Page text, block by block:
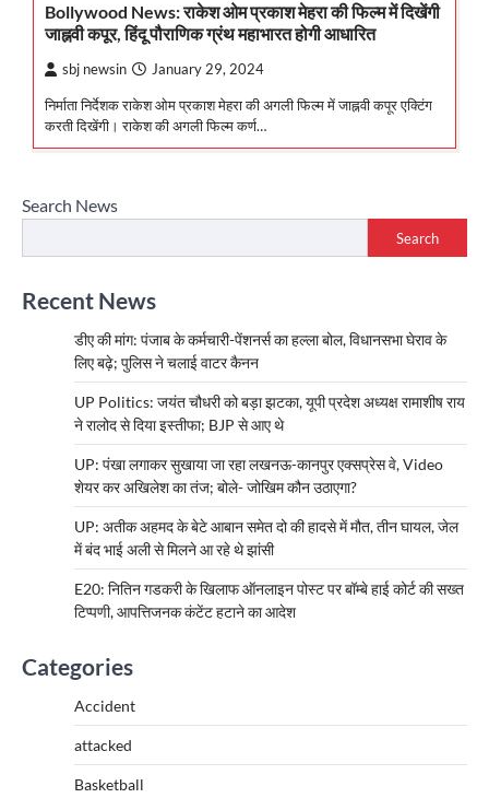
Bollywood News: राकेश ओम प्रकाश मेहरा की फिल्म में दिखेंगी
जाह्नवी कपूर, हिंदू पौराणिक ग्रंथ महाभारत होगी आधारित
sbj newsin January 29, 2024
निर्माता निर्देशक राकेश ओम प्रकाश मेहरा की अगली फिल्म में जाह्नवी कपूर एक्टिंग
करती दिखेंगी। राकेश की अगली फिल्म कर्ण…
Search News
Search
Recent News
डीए की मांग: पंजाब के कर्मचारी-पेंशनर्स का हल्ला बोल, विधानसभा घेराव के
लिए बढ़े; पुलिस ने चलाई वाटर कैनन
UP Politics: जयंत चौधरी को बड़ा झटका, यूपी प्रदेश अध्यक्ष रामाशीष राय
ने रालोद से दिया इस्तीफा; BJP से आए थे
UP: पंखा लगाकर सुखाया जा रहा लखनऊ-कानपुर एक्सप्रेस वे, Video
शेयर कर अखिलेश का तंज; बोले- जोखिम कौन उठाएगा?
UP: अतीक अहमद के बेटे आबान समेत दो की हादसे में मौत, तीन घायल, जेल
में बंद भाई अली से मिलने आ रहे थे झांसी
E20: नितिन गडकरी के खिलाफ ऑनलाइन पोस्ट पर बॉम्बे हाई कोर्ट की सख्त
टिप्पणी, आपत्तिजनक कंटेंट हटाने का आदेश
Categories
Accident
attacked
Basketball